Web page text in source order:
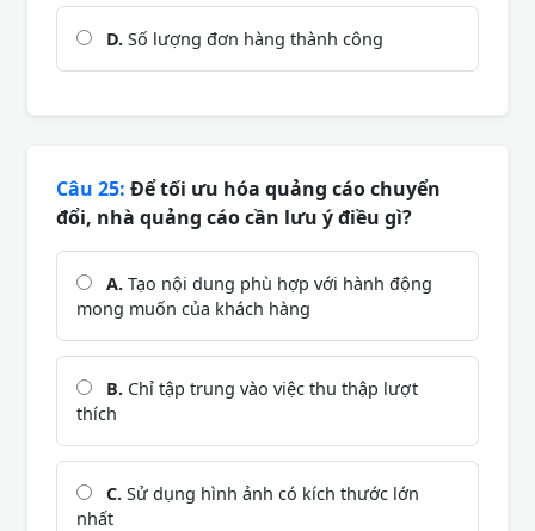
D. Số lượng đơn hàng thành công
Câu 25: Để tối ưu hóa quảng cáo chuyển
đổi, nhà quảng cáo cần lưu ý điều gì?
A. Tạo nội dung phù hợp với hành động
mong muốn của khách hàng
B. Chỉ tập trung vào việc thu thập lượt
thích
C. Sử dụng hình ảnh có kích thước lớn
nhất